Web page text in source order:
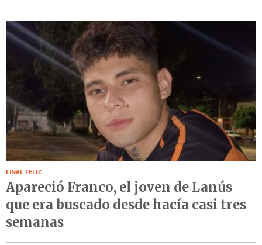
FINAL FELIZ
Apareció Franco, el joven de Lanús
que era buscado desde hacía casi tres
semanas